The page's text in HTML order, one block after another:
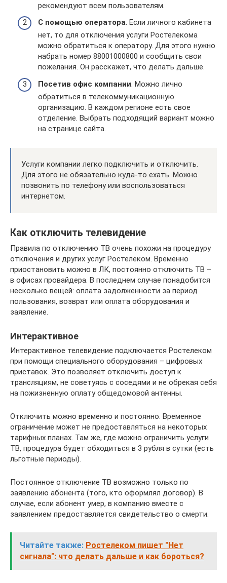
рекомендуют всем пользователям.
С помощью оператора. Если личного кабинета
нет, то для отключения услуги Ростелекома
можно обратиться к оператору. Для этого нужно
набрать номер 88001000800 и сообщить свои
пожелания. Он расскажет, что делать дальше.
Посетив офис компании . Можно лично
обратиться в телекоммуникационную
организацию. В каждом регионе есть свое
отделение. Выбрать подходящий вариант можно
на странице сайта.
Услуги компании легко подключить и отключить.
Для этого не обязательно куда-то ехать. Можно
позвонить по телефону или воспользоваться
интернетом.
Как отключить телевидение
Правила по отключению ТВ очень похожи на процедуру
отключения и других услуг Ростелеком. Временно
приостановить можно в ЛК, постоянно отключить ТВ –
в офисах провайдера. В последнем случае понадобится
несколько вещей: оплата задолженности за период
пользования, возврат или оплата оборудования и
заявление.
Интерактивное
Интерактивное телевидение подключается Ростелеком
при помощи специального оборудования – цифровых
приставок. Это позволяет отключить доступ к
трансляциям, не советуясь с соседями и не обрекая себя
на пожизненную оплату общедомовой антенны.
Отключить можно временно и постоянно. Временное
ограничение может не предоставляться на некоторых
тарифных планах. Там же, где можно ограничить услуги
ТВ, процедура будет обходиться в 3 рубля в сутки (есть
льготные периоды).
Постоянное отключение ТВ возможно только по
заявлению абонента (того, кто оформлял договор). В
случае, если абонент умер, в компанию вместе с
заявлением предоставляется свидетельство о смерти.
Читайте также: Ростелеком пишет "Нет
сигнала": что делать дальше и как бороться?